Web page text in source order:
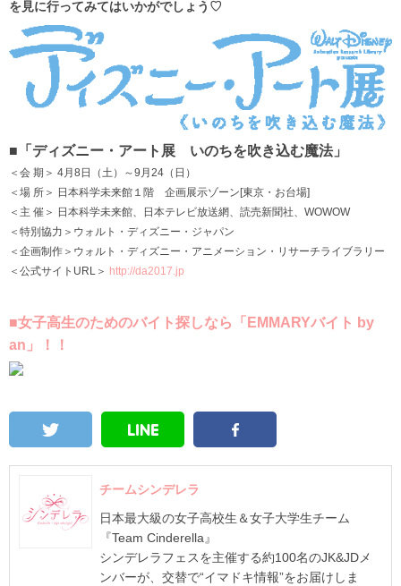
を見に行ってみてはいかがでしょう♡
■「ディズニー・アート展 いのちを吹き込む魔法」
＜会 期＞ 4月8日（土）～9月24（日）
＜場 所＞ 日本科学未来館１階 企画展示ゾーン[東京・お台場]
＜主 催＞ 日本科学未来館、日本テレビ放送網、読売新聞社、WOWOW
＜特別協力＞ウォルト・ディズニー・ジャパン
＜企画制作＞ウォルト・ディズニー・アニメーション・リサーチライブラリー
＜公式サイトURL＞ http://da2017.jp
■女子高生のためのバイト探しなら「EMMARYバイト by
an」！！
チームシンデレラ
日本最大級の女子高校生＆女子大学生チーム
『Team Cinderella』
シンデレラフェスを主催する約100名のJK&JDメ
ンバーが、交替で“イマドキ情報”をお届けしま